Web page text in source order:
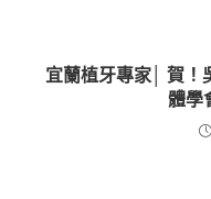
宜蘭植牙專家│ 賀！
體學